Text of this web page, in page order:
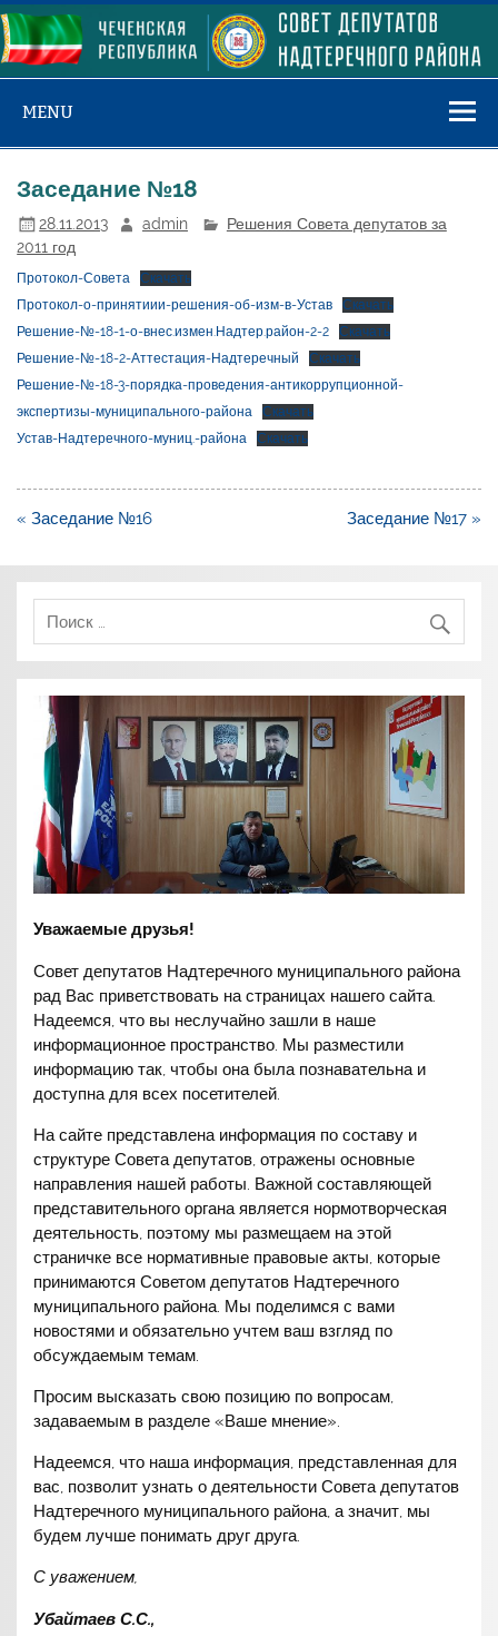
Skip
to
content
MENU
Заседание №18
28.11.2013 admin
Решения Совета депутатов за
2011 год
Протокол-Совета
Скачать
Протокол-о-принятиии-решения-об-изм-в-Устав
Скачать
Решение-№-18-1-о-внес.измен.Надтер.район-2-2
Скачать
Решение-№-18-2-Аттестация-Надтеречный
Скачать
Решение-№-18-3-порядка-проведения-антикоррупционной-
экспертизы-муниципального-района
Скачать
Устав-Надтеречного-муниц.-района
Скачать
Навигация
записям
« Заседание №16 Заседание №17 »
Уважаемые друзья!
Совет депутатов Надтеречного муниципального района
рад Вас приветствовать на страницах нашего сайта.
Надеемся, что вы неслучайно зашли в наше
информационное пространство. Мы разместили
информацию так, чтобы она была познавательна и
доступна для всех посетителей.
На сайте представлена информация по составу и
структуре Совета депутатов, отражены основные
направления нашей работы. Важной составляющей
представительного органа является нормотворческая
деятельность, поэтому мы размещаем на этой
страничке все нормативные правовые акты, которые
принимаются Советом депутатов Надтеречного
муниципального района. Мы поделимся с вами
новостями и обязательно учтем ваш взгляд по
обсуждаемым темам.
Просим высказать свою позицию по вопросам,
задаваемым в разделе «Ваше мнение».
Надеемся, что наша информация, представленная для
вас, позволит узнать о деятельности Совета депутатов
Надтеречного муниципального района, а значит, мы
будем лучше понимать друг друга.
С уважением,
Убайтаев С.С.,